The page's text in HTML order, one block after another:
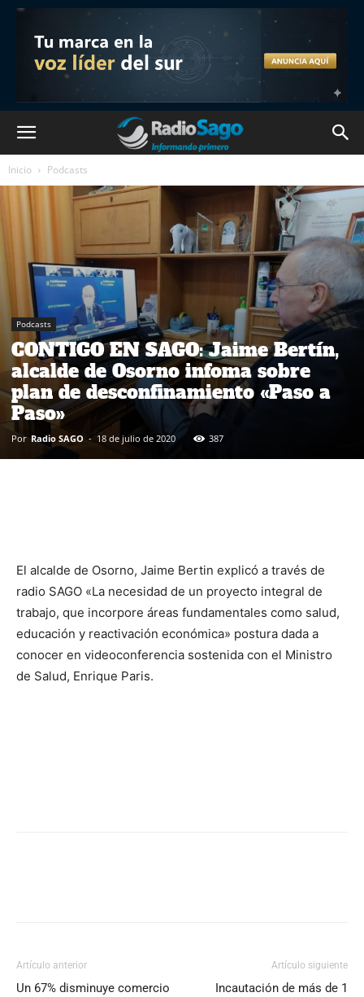
Inicio Podcasts
Podcasts
CONTIGO EN SAGO: Jaime Bertín,
alcalde de Osorno infoma sobre
plan de desconfinamiento «Paso a
Paso»
Por Radio SAGO - 18 de julio de 2020 387
El alcalde de Osorno, Jaime Bertin explicó a través de
radio SAGO «La necesidad de un proyecto integral de
trabajo, que incorpore áreas fundamentales como salud,
educación y reactivación económica» postura dada a
conocer en videoconferencia sostenida con el Ministro
de Salud, Enrique Paris.
Artículo anterior
Un 67% disminuye comercio
Artículo siguiente
Incautación de más de 1